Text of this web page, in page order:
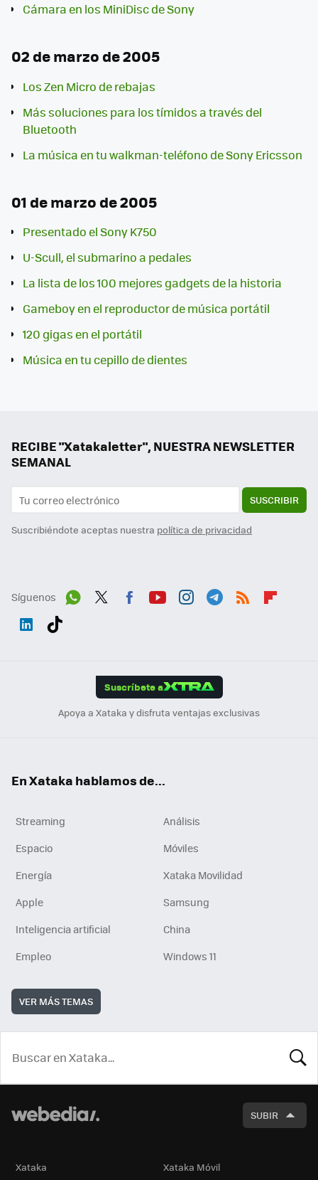
Cámara en los MiniDisc de Sony
02 de marzo de 2005
Los Zen Micro de rebajas
Más soluciones para los tímidos a través del
Bluetooth
La música en tu walkman-teléfono de Sony Ericsson
01 de marzo de 2005
Presentado el Sony K750
U-Scull, el submarino a pedales
La lista de los 100 mejores gadgets de la historia
Gameboy en el reproductor de música portátil
120 gigas en el portátil
Música en tu cepillo de dientes
RECIBE "Xatakaletter", NUESTRA NEWSLETTER
SEMANAL
SUSCRIBIR
Suscribiéndote aceptas nuestra política de privacidad
Síguenos
Suscríbete a
Apoya a Xataka y disfruta ventajas exclusivas
En Xataka hablamos de...
Streaming
Análisis
Espacio
Móviles
Energía
Xataka Movilidad
Apple
Samsung
Inteligencia artificial
China
Empleo
Windows 11
VER MÁS TEMAS
SUBIR
Xataka Xataka Móvil